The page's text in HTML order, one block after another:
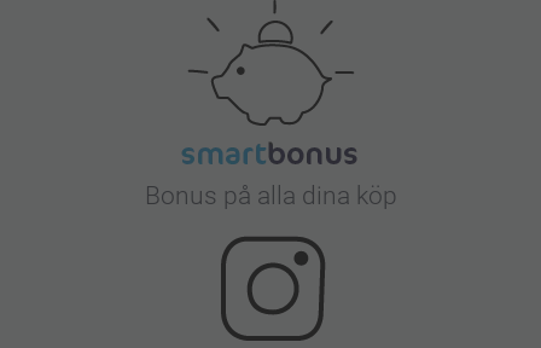
Bonus på alla dina köp